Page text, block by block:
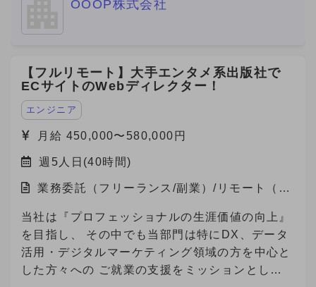
OOOP株式会社
【フルリモート】大手エンタメ系出版社で
ECサイトのWebディレクター！
エンジニア
月給 450,000〜580,000円
週5人日(40時間)
業務委託（フリーランス/副業）/リモート（在
当社は『プロフェッショナルの生涯価値の向上』
を目指し、 その中でも当部門は特にDX、データ
活用・デジタルマーケティング領域の方を中心と
した方々への ご就業の支援をミッションとして